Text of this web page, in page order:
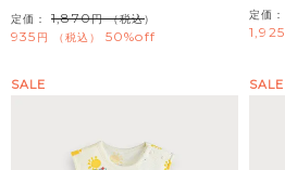
定価： 1,870 （税込）
935 税込 50%off
定価：
1,925
SALE SALE